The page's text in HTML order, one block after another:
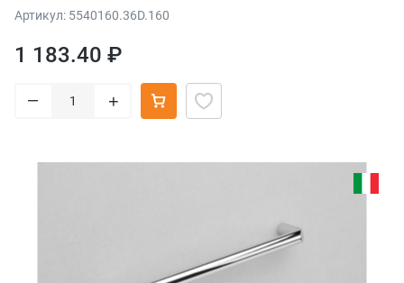
Артикул: 5540160.36D.160
1 183.40 ₽
– +